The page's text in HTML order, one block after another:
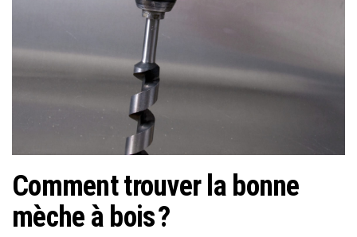
Comment trouver la bonne
mèche à bois ?